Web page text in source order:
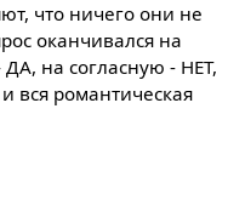
что ничего они не
оканчивался на
на согласную - НЕТ,
вся романтическая